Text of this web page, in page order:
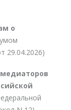
о
29.04.2026)